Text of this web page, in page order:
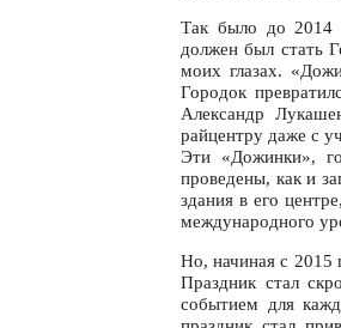
Так было до 2014
должен был стать
моих глазах.
Городок
Александр
райцентру даже с
Эти «Дожинки»,
проведены, как и
здания в его
международного
Но, начиная с 2015
Праздник стал
событием для